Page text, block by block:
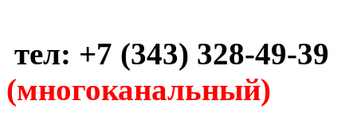
тел: +7 (343) 328-49-39
(многоканальный)